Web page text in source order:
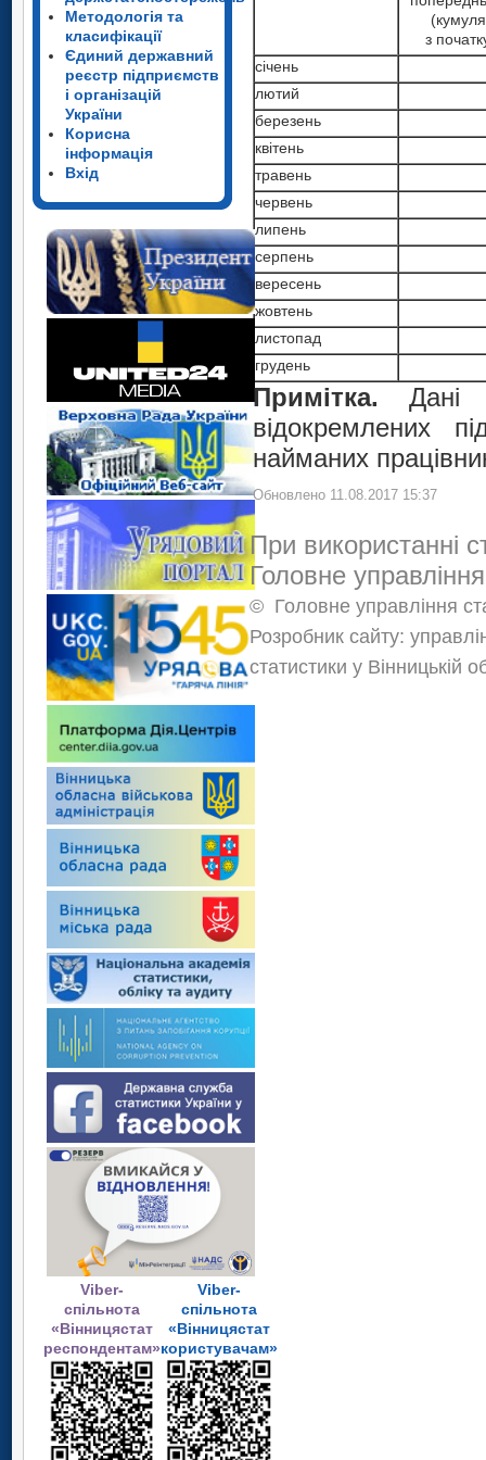
Методологія та
класифікації
Єдиний державний
реєстр підприємств
і організацій
України
Корисна
інформація
Вхід
Viber-
спільнота
«Вінницястат
респондентам»
Viber-
спільнота
«Вінницястат
користувачам»
з
січень
лютий
березень
квітень
травень
червень
липень
серпень
вересень
жовтень
листопад
грудень
Примітка. Дані
відокремлених
найманих
Обновлено 11.08.2017 15:37
При використанні
Головне
© Головне управління
Розробник сайту:
статистики у Вінницькій